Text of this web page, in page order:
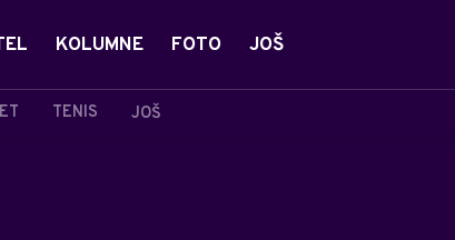
TENIS JOŠ
KOLUMNE FOTO JOŠ